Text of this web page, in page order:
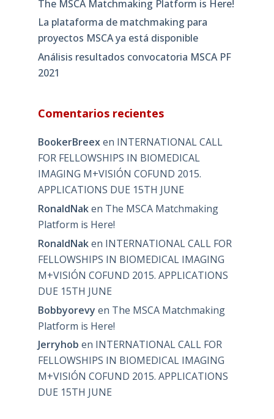
The MSCA Matchmaking Platform is Here!
La plataforma de matchmaking para
proyectos MSCA ya está disponible
Análisis resultados convocatoria MSCA PF
2021
Comentarios recientes
BookerBreexen INTERNATIONAL CALL
FOR FELLOWSHIPS IN BIOMEDICAL
IMAGING M+VISIÓN COFUND 2015.
APPLICATIONS DUE 15TH JUNE
RonaldNaken The MSCA Matchmaking
Platform is Here!
RonaldNaken INTERNATIONAL CALL FOR
FELLOWSHIPS IN BIOMEDICAL IMAGING
M+VISIÓN COFUND 2015. APPLICATIONS
DUE 15TH JUNE
Bobbyorevy en The MSCA Matchmaking
Platform is Here!
Jerryhob en INTERNATIONAL CALL FOR
FELLOWSHIPS IN BIOMEDICAL IMAGING
M+VISIÓN COFUND 2015. APPLICATIONS
DUE 15TH JUNE